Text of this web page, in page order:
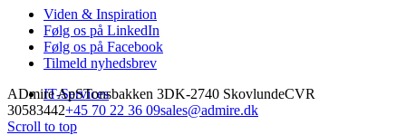
IT-Services
Viden & Inspiration
Følg os på LinkedIn
Følg os på Facebook
Tilmeld nyhedsbrev
ADmire ApSTonsbakken 3DK-2740 SkovlundeCVR
30583442+45 70 22 36 09sales@admire.dk
Scroll to top